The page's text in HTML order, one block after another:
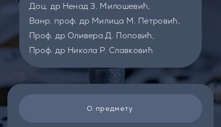
Доц. др Ненад З. Милошевић,
Ванр. проф. др Милица М. Петровић,
Проф. др Оливера Д. Поповић,
Проф. др Никола Р. Славковић
О предмету